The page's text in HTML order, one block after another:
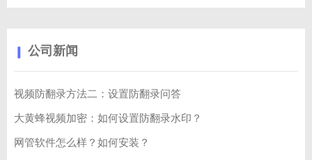
公司新闻
视频防翻录方法二：设置防翻录问答
大黄蜂视频加密：如何设置防翻录水印？
网管软件怎么样？如何安装？